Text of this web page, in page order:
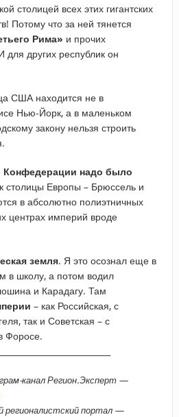
столицей всех этих гигантских
Потому что за ней тянется
Рима» и прочих
других республик он
США находится не в
Нью-Йорк, а в маленьком
закону нельзя строить
Конфедерации надо было
столицы Европы – Брюссель и
в абсолютно полиэтничных
центрах империй вроде
земля. Я это осознал еще в
в школу, а потом водил
и Карадагу. Там
– как Российская, с
так и Советская – с
Форосе.
канал Регион.Эксперт —
регионалистский портал —